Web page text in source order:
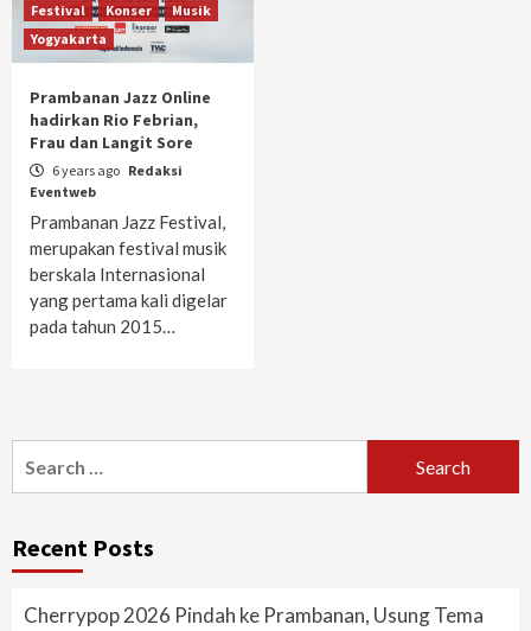
Festival Konser
Musik
Yogyakarta
Prambanan Jazz Online
hadirkan Rio Febrian,
Frau dan Langit Sore
6 years ago Redaksi
Eventweb
Prambanan Jazz Festival,
merupakan festival musik
berskala Internasional
yang pertama kali digelar
pada tahun 2015…
for:
Recent Posts
Cherrypop 2026 Pindah ke Prambanan, Usung Tema